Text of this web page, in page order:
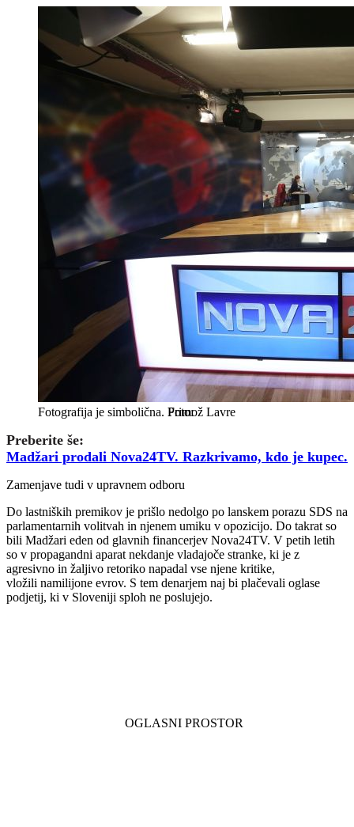
Fotografija je simbolična. Primož Lavre
Preberite še:
Madžari prodali Nova24TV. Razkrivamo, kdo je kupec.
Zamenjave tudi v upravnem odboru
Do lastniških premikov je prišlo nedolgo po lanskem porazu SDS na
parlamentarnih volitvah in njenem umiku v opozicijo. Do takrat so
bili Madžari eden od glavnih financerjev Nova24TV. V petih letih
so v propagandni aparat nekdanje vladajoče stranke, ki je z
agresivno in žaljivo retoriko napadal vse njene kritike,
vložili namilijone evrov. S tem denarjem naj bi plačevali oglase
podjetij, ki v Sloveniji sploh ne poslujejo.